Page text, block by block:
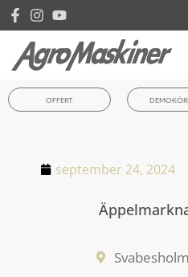
OFFERT
september 24, 2024